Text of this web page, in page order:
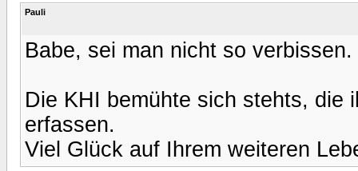
Pauli
Babe, sei man nicht so verbissen.
Die KHI bemühte sich stehts, die
erfassen.
Viel Glück auf Ihrem weiteren